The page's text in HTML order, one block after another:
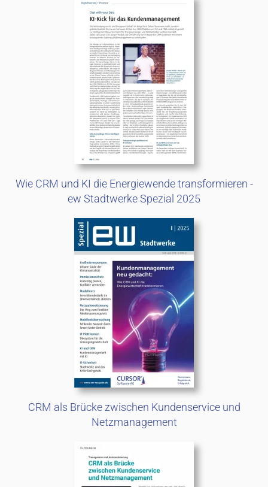
Wie CRM und KI die Energiewende transformieren -
ew Stadtwerke Spezial 2025
CRM als Brücke zwischen Kundenservice und
Netzmanagement